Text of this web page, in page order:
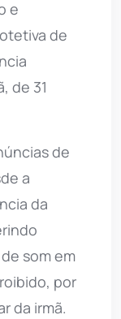
e
de
de 31
de
a
da
som em
por
da irmã.